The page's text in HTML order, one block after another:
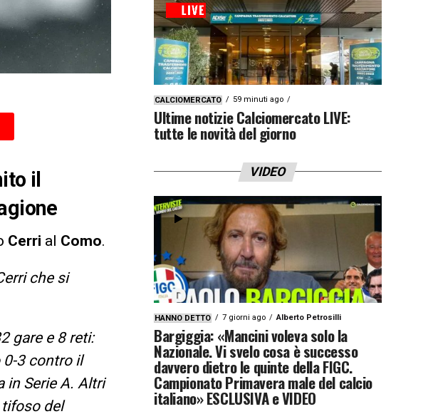
il
Cerri al Como.
che si
gare e 8 reti:
0-3 contro il
in Serie A. Altri
del
CALCIOMERCATO 59 minuti ago
Ultime notizie Calciomercato LIVE:
tutte le novità del giorno
VIDEO
HANNO DETTO 7 giorni ago Alberto Petrosilli
Bargiggia: «Mancini voleva solo la
Nazionale. Vi svelo cosa è successo
davvero dietro le quinte della FIGC.
Campionato Primavera male del calcio
italiano» ESCLUSIVA e VIDEO